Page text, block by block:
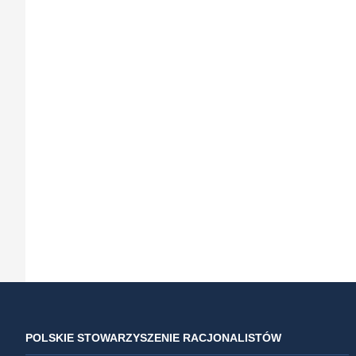
POLSKIE STOWARZYSZENIE RACJONALISTÓW